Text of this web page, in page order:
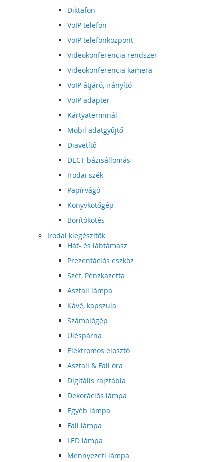
Diktafon
VoIP telefon
VoIP telefonközpont
Videokonferencia rendszer
Videokonferencia kamera
VoIP átjáró, irányító
VoIP adapter
Kártyaterminál
Mobil adatgyűjtő
Diavetítő
DECT bázisállomás
Irodai szék
Papírvágó
Könyvkötőgép
Borítókötés
Irodai kiegészítők
Hát- és lábtámasz
Prezentációs eszköz
Széf, Pénzkazetta
Asztali lámpa
Kávé, kapszula
Számológép
Üléspárna
Elektromos elosztó
Asztali & Fali óra
Digitális rajztábla
Dekorációs lámpa
Egyéb lámpa
Fali lámpa
LED lámpa
Mennyezeti lámpa